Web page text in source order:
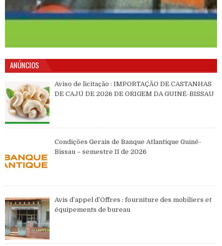
ANÚNCIOS
Aviso de licitação : IMPORTAÇÃO DE CASTANHAS
DE CAJÚ DE 2026 DE ORIGEM DA GUINÉ-BISSAU
Condições Gerais de Banque Atlantique Guiné-
Bissau – semestre II de 2026
Avis d’appel d’Offres : fourniture des mobiliers et
équipements de bureau